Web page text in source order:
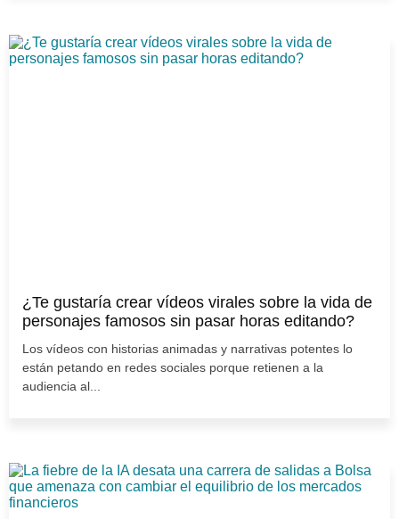
¿Te gustaría crear vídeos virales sobre la vida de
personajes famosos sin pasar horas editando?
Los vídeos con historias animadas y narrativas potentes lo
están petando en redes sociales porque retienen a la
audiencia al...